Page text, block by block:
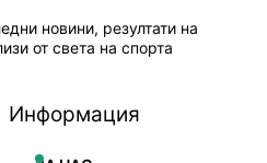
новини, резултати на
от света на спорта
Информация